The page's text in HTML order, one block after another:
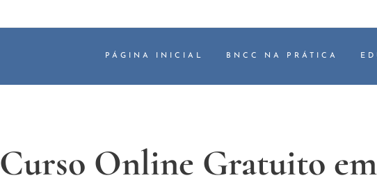
PÁGINA INICIAL BNCC NA PRÁTICA
Curso Online Gratuito